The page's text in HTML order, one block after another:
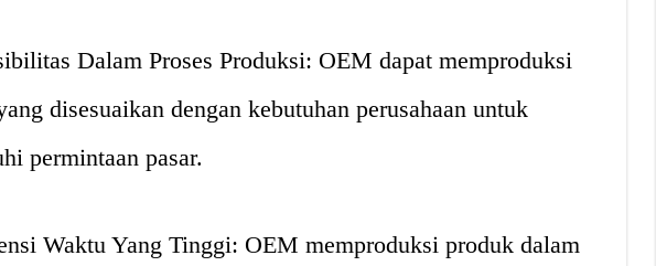
Dalam Proses Produksi: OEM dapat memproduksi
disesuaikan dengan kebutuhan perusahaan untuk
permintaan pasar.
Waktu Yang Tinggi: OEM memproduksi produk dalam